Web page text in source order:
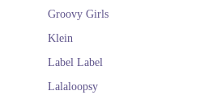
Groovy Girls
Klein
Label Label
Lalaloopsy